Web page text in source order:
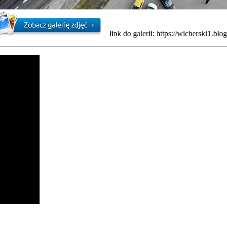
link do galerii: https://